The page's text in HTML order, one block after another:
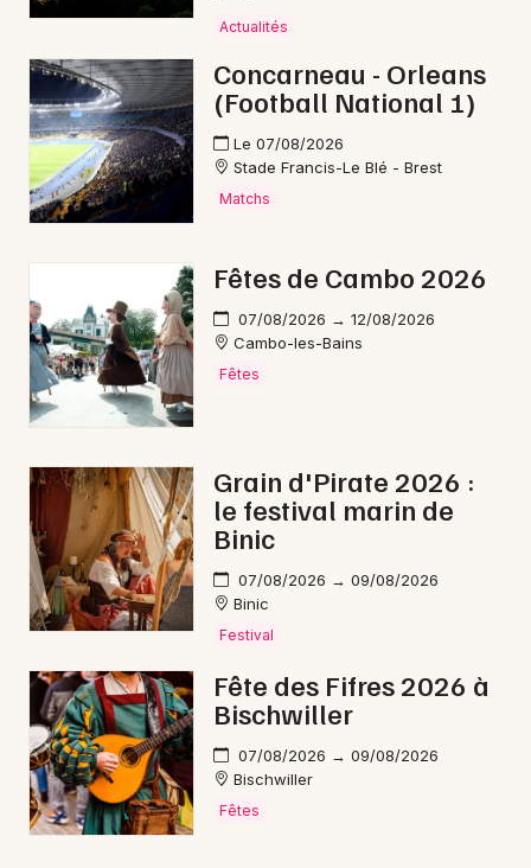
Choisir mes départements
Mon email
Actualités
Concarneau - Orleans
(Football National 1)
Le 07/08/2026
Stade Francis-Le Blé - Brest
Matchs
Fêtes de Cambo 2026
07/08/2026 → 12/08/2026
Cambo-les-Bains
Fêtes
Grain d'Pirate 2026 :
le festival marin de
Binic
07/08/2026 → 09/08/2026
Binic
Festival
Fête des Fifres 2026 à
Bischwiller
07/08/2026 → 09/08/2026
Bischwiller
Fêtes